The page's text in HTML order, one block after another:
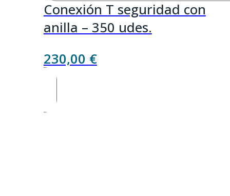
Conexión T seguridad con
anilla – 350 udes.
230,00 €